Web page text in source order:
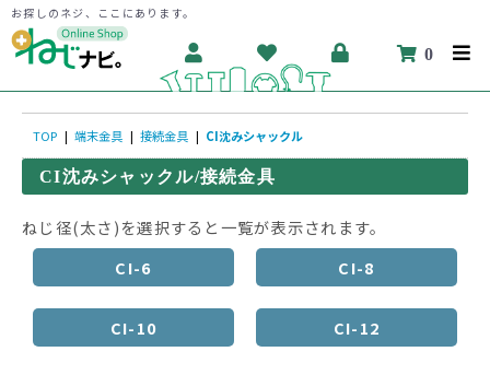
お探しのネジ、ここにあります。
0
TOP | 端末金具 | 接続金具 | CI沈みシャックル
CI沈みシャックル/接続金具
ねじ径(太さ)を選択すると一覧が表示されます。
CI-6
CI-8
CI-10 CI-12